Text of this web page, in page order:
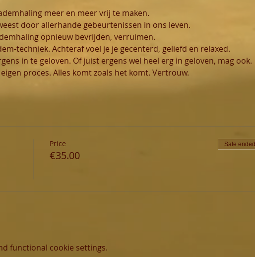
meer en meer vrij te maken.
door allerhande gebeurtenissen in ons leven.
opnieuw bevrijden, verruimen.
techniek. Achteraf voel je je gecenterd, geliefd en relaxed.
in te geloven. Of juist ergens wel heel erg in geloven, mag ook.
proces. Alles komt zoals het komt. Vertrouw.
Price
€35.00
Sale ended
functional cookie settings.